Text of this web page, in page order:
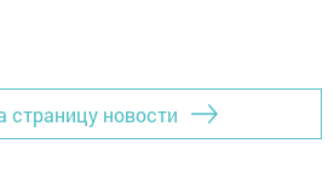
страницу новости